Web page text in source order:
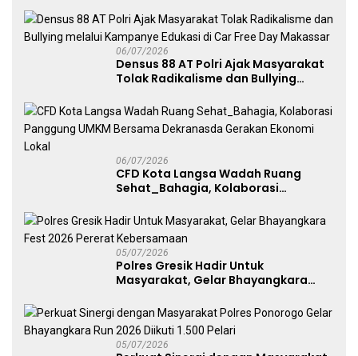
06/07/2026
Densus 88 AT Polri Ajak Masyarakat
Tolak Radikalisme dan Bullying
Free Day Makassar
06/07/2026
CFD Kota Langsa Wadah Ruang
Sehat_Bahagia, Kolaborasi
Dekranasda Gerakan Ekonomi Lokal
05/07/2026
Polres Gresik Hadir Untuk
Masyarakat, Gelar Bhayangkara
05/07/2026